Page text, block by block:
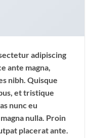
adipiscing
ante magna,
nibh. Quisque
et tristique
nunc eu
nulla. Proin
placerat ante.